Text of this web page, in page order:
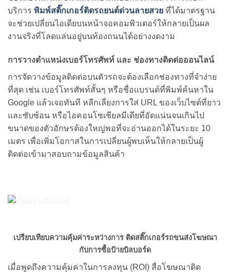
บริการ พิมพ์สติ๊กเกอร์ติดรถยนต์ด่วนลายสวย ที่ได้มาตรฐาน
จะช่วยเปลี่ยนไอเดียบนหน้าจอคอมพิวเตอร์ให้กลายเป็นผล
งานจริงที่โลดแล่นอยู่บนท้องถนนได้อย่างงดงาม
การวางตำแหน่งเบอร์โทรศัพท์ และ ช่องทางติดต่อออนไลน์
การจัดวางข้อมูลติดต่อบนตัวรถจะต้องเลือกช่องทางที่จำง่าย
ที่สุด เช่น เบอร์โทรศัพท์สั้นๆ หรือชื่อแบรนด์ที่พิมพ์ค้นหาใน
Google แล้วเจอทันที หลีกเลี่ยงการใส่ URL ของเว็บไซต์ที่ยาว
และซับซ้อน หรือไอคอนโซเชียลมีเดียที่อัดแน่นจนเกินไป
ขนาดของตัวอักษรต้องใหญ่พอที่จะอ่านออกได้ในระยะ 10
เมตร เพื่อเพิ่มโอกาสในการเปลี่ยนผู้พบเห็นให้กลายเป็นผู้
ติดต่อเข้ามาสอบถามข้อมูลสินค้า
เปรียบเทียบความคุ้มค่าระหว่างการ ติดสติ๊กเกอร์รถขนส่งโฆษณา
กับการซื้อป้ายบิลบอร์ด
เมื่อพูดถึงความคุ้มค่าในการลงทุน (ROI) สื่อโฆษณาติด